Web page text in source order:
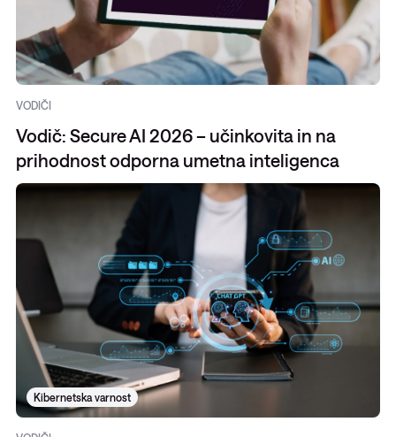
VODIČI
Vodič: Secure AI 2026 – učinkovita in na
prihodnost odporna umetna inteligenca
Kibernetska varnost